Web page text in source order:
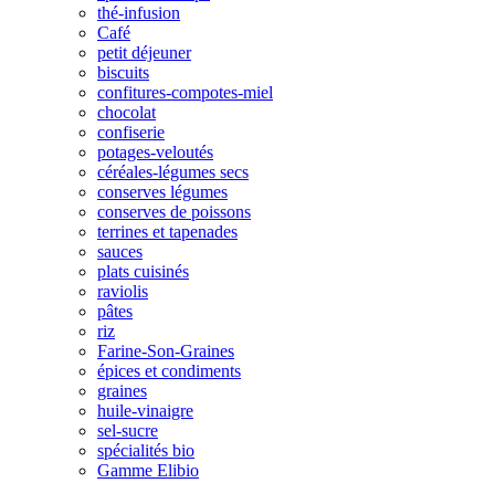
thé-infusion
Café
petit déjeuner
biscuits
confitures-compotes-miel
chocolat
confiserie
potages-veloutés
céréales-légumes secs
conserves légumes
conserves de poissons
terrines et tapenades
sauces
plats cuisinés
raviolis
pâtes
riz
Farine-Son-Graines
épices et condiments
graines
huile-vinaigre
sel-sucre
spécialités bio
Gamme Elibio